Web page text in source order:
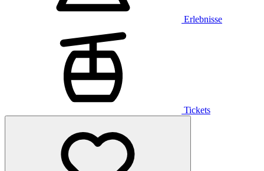
Erlebnisse
Tickets